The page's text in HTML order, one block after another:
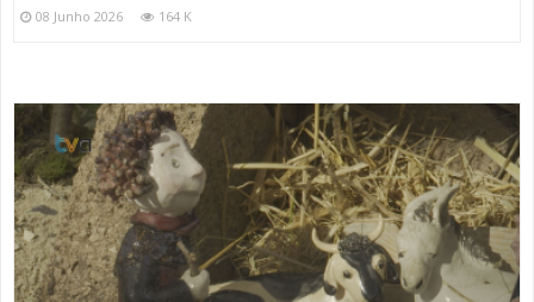
08 Junho 2026 164 K